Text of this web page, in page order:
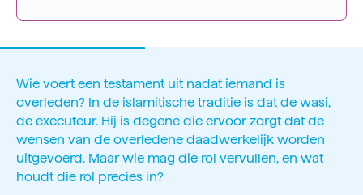
Wie voert een testament uit nadat iemand is
overleden? In de islamitische traditie is dat de wasi,
de executeur. Hij is degene die ervoor zorgt dat de
wensen van de overledene daadwerkelijk worden
uitgevoerd. Maar wie mag die rol vervullen, en wat
houdt die rol precies in?